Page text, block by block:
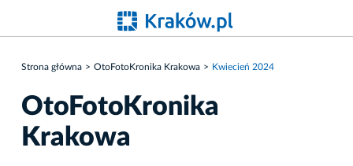
Strona główna OtoFotoKronika Krakowa Kwiecień 2024
OtoFotoKronika
Krakowa